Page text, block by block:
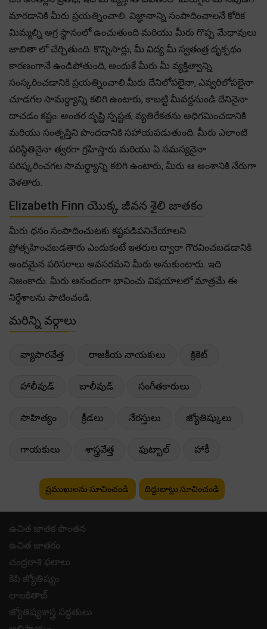
మారడానికి మీరు ప్రయత్నించాలి. విజ్ఞానాన్ని సంపాదించాలనే కోరిక
మిమ్మల్ని అగ్ర స్థానంలో ఉంచుతుంది మరియు మీరు గొప్ప మేధావులు
జాబితా లో చేర్చితుంది. కొన్నిసార్లు, మీ విద్య మీ స్వతంత్ర దృక్పథం
కారణంగానే ఉండిపోతుంది, అందుకే మీరు మీ వ్యక్తిత్వాన్ని
సంస్కరించడానికి ప్రయత్నించాలి.మీరు దేనిలోపలైనా, ఎవ్వరిలోపలైనా
చూడగల సామర్థ్యాన్ని కలిగి ఉంటారు, కాబట్టి మీవద్దనుండి దేనినైనా
దాచడం కష్టం. అంతర దృష్టి స్పష్టత, వ్యతిరేకతను అధిగమించడానికి
మరియు సంతృప్తిని పొందడానికి సహాయపడుతుంది. మీరు ఎలాంటి
పరిస్థితినైనా త్వరగా గ్రహిస్తారు మరియు ఏ సమస్యనైనా
పరిష్కరించగల సామర్థ్యాన్ని కలిగి ఉంటారు, మీరు ఆ అంశానికి నేరుగా
వెళతారు.
Elizabeth Finn యొక్క జీవన శైలి జాతకం
మీరు ధనం సంపాదించుటకు కష్టపడిపనిచేయాలని
ప్రోత్సహించబడతారు ఎందుకంటే ఇతరుల ద్వారా గౌరవించబడడానికి
అందమైన పరిసరాలు అవసరమని మీరు అనుకుంటారు. ఇది
నిజంకాదు. మీరు ఆనందంగా భావించు విషయాలలో మాత్రమే ఈ
నిర్దేశాలను పాటించండి.
మరిన్ని వర్గాలు
వ్యాపారవేత్త రాజకీయ నాయకులు క్రికెట్
హాలీవుడ్ బాలీవుడ్ సంగీతకారులు
సాహిత్యం క్రీడలు నేరస్తులు జ్యోతిష్కులు
గాయకులు శాస్త్రవేత్త ఫుట్బాల్ హాకీ
ప్రముఖులను సూచించండి దిద్దుబాట్లు సూచించండి
ఉచిత జాతక పొంతన
ఉచిత జాతకం
చంద్రరాశి ఫలాలు
కెపి జ్యోతిష్యం
లాలకితాబ్
జ్యోతిష్యశాస్త్ర పద్ధతులు